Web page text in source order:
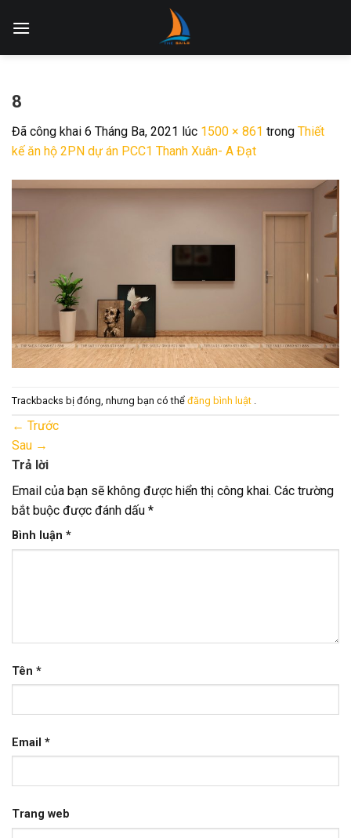
8
Đã công khai 6 Tháng Ba, 2021 lúc 1500 × 861 trong Thiết
kế ăn hộ 2PN dự án PCC1 Thanh Xuân- A Đạt
Trackbacks bị đóng, nhưng bạn có thể đăng bình luật
← Trước
Sau →
Trả lời
Email của bạn sẽ không được hiển thị công khai. Các trường
bắt buộc được đánh dấu *
Bình luận *
Tên *
Email *
Trang web